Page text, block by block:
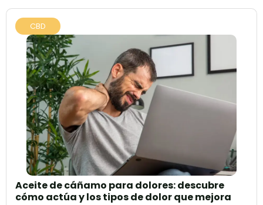
CBD
Aceite de cáñamo para dolores: descubre
cómo actúa y los tipos de dolor que mejora